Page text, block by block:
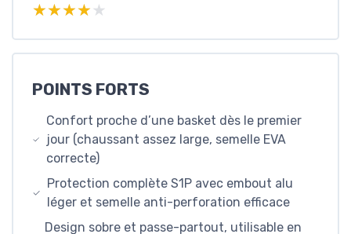
★★★★★
★★★★★
POINTS FORTS
Confort proche d’une basket dès le premier
jour (chaussant assez large, semelle EVA
correcte)
Protection complète S1P avec embout alu
léger et semelle anti-perforation efficace
Design sobre et passe-partout, utilisable en